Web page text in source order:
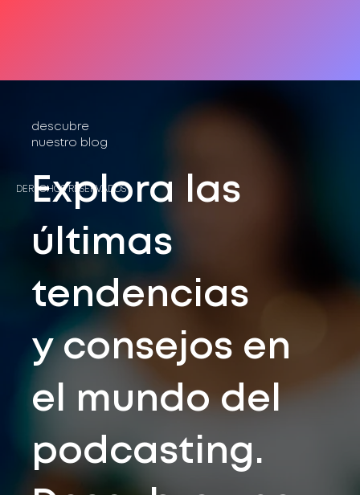
descubre
nuestro blog
Explora las
últimas
tendencias
y consejos en
el mundo del
podcasting.
DERECHOS RESERVADOS®